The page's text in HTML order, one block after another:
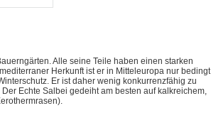
Alle seine Teile haben einen starken
Herkunft ist er in Mitteleuropa nur bedingt
Er ist daher wenig konkurrenzfähig zu
Echte Salbei gedeiht am besten auf kalkreichem,